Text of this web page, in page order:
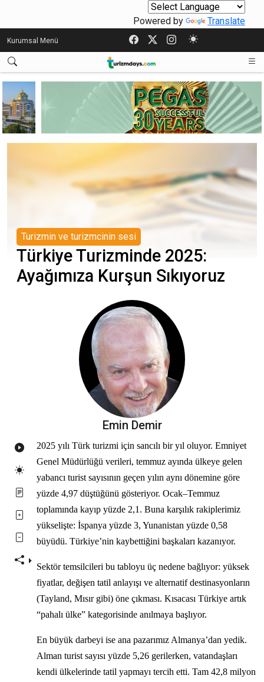
Powered by Translate
Kurumsal Menü
Turizmin ve turizmcinin sesi
Türkiye Turizminde 2025:
Ayağımıza Kurşun Sıkıyoruz
Emin Demir
2025 yılı Türk turizmi için sancılı bir yıl oluyor. Emniyet
Genel Müdürlüğü verileri, temmuz ayında ülkeye gelen
yabancı turist sayısının geçen yılın aynı dönemine göre
yüzde 4,97 düştüğünü gösteriyor. Ocak–Temmuz
toplamında kayıp yüzde 2,1. Buna karşılık rakiplerimiz
yükselişte: İspanya yüzde 3, Yunanistan yüzde 0,58
büyüdü. Türkiye’nin kaybettiğini başkaları kazanıyor.
Sektör temsilcileri bu tabloyu üç nedene bağlıyor: yüksek
fiyatlar, değişen tatil anlayışı ve alternatif destinasyonların
(Tayland, Mısır gibi) öne çıkması. Kısacası Türkiye artık
“pahalı ülke” kategorisinde anılmaya başlıyor.
En büyük darbeyi ise ana pazarımız Almanya’dan yedik.
Alman turist sayısı yüzde 5,26 gerilerken, vatandaşları
kendi ülkelerinde tatil yapmayı tercih etti. Tam 42,8 milyon